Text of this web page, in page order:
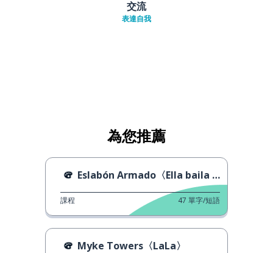
交流
表達自我
為您推薦
Eslabón Armado〈Ella baila sola〉
課程 47 單字/短語
Myke Towers〈LaLa〉